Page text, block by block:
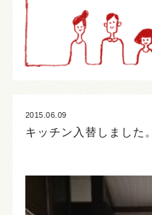
2015.06.09
キッチン入替しました。